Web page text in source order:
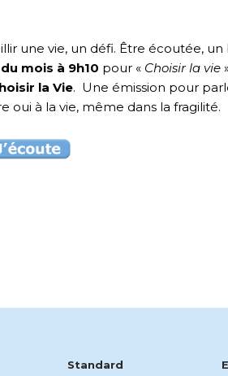
une vie, un défi. Être écoutée, un
mois à 9h10 pour « Choisir la vie
la Vie. Une émission pour
oui à la vie, même dans la fragilité.
Standard